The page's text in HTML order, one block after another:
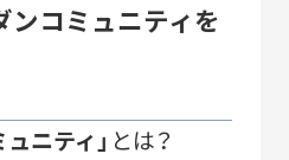
コミュニティを
ニティ」 とは？